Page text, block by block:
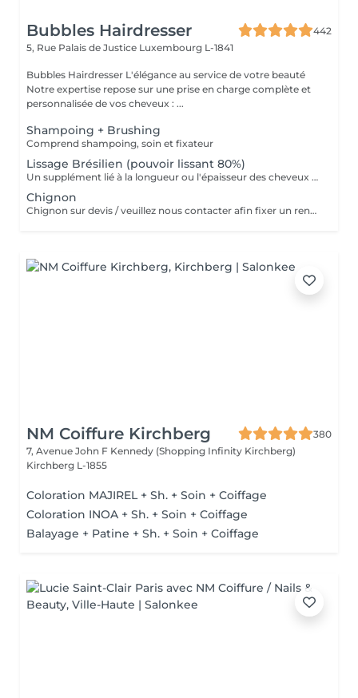
Bubbles Hairdresser
442
5, Rue Palais de Justice Luxembourg L-1841
Bubbles Hairdresser L'élégance au service de votre beauté
Notre expertise repose sur une prise en charge complète et
personnalisée de vos cheveux : ...
Shampoing + Brushing
Comprend shampoing, soin et fixateur
Lissage Brésilien (pouvoir lissant 80%)
Un supplément lié à la longueur ou l'épaisseur des cheveux (30€ à 500€) pourra s'ajouter au tarif du lissage brésilien. Un diagnostique gratuit sera systématiquement proposé en amont.»
Chignon
Chignon sur devis / veuillez nous contacter afin fixer un rendez-vous
NM Coiffure Kirchberg
380
7, Avenue John F Kennedy (Shopping Infinity Kirchberg)
Kirchberg L-1855
Coloration MAJIREL + Sh. + Soin + Coiffage
Coloration INOA + Sh. + Soin + Coiffage
Balayage + Patine + Sh. + Soin + Coiffage